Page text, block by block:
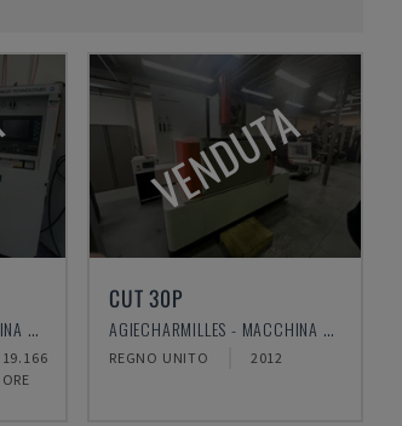
AGIECHARMILLES - MACCHINA PER ELETTROEROSIONE A TUFFO
19.166
ORE
VENDUTA
CUT 30P
AGIECHARMILLES - MACCHINA PER ELETTROEROSIONE A FILO
REGNO UNITO 2012